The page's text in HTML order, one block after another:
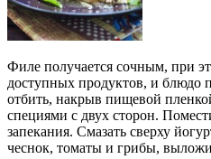
Филе получается сочным, при
доступных продуктов, и блюдо
отбить, накрыв пищевой
специями с двух сторон.
запекания. Смазать сверху
чеснок, томаты и грибы,